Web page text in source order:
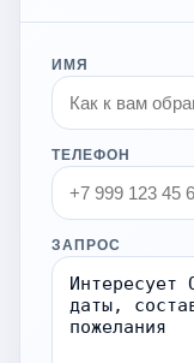
ИМЯ
ТЕЛЕФОН
ЗАПРОС